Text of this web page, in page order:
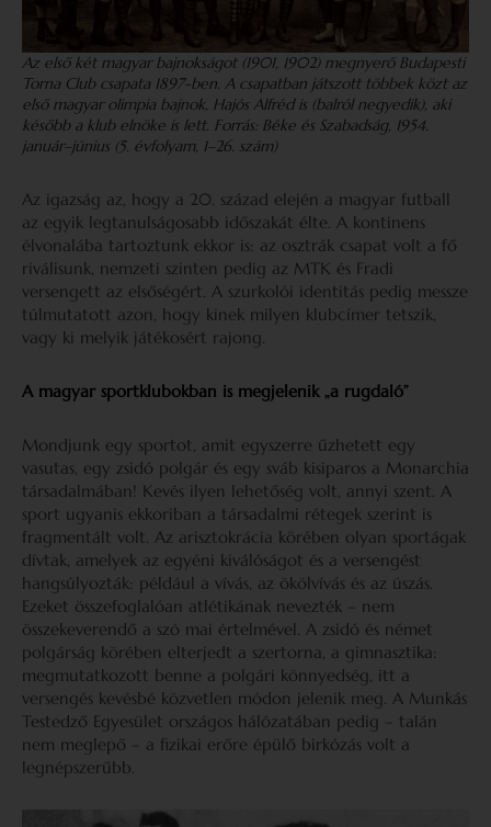
Az első két magyar bajnokságot (1901, 1902) megnyerő Budapesti
Torna Club csapata 1897-ben. A csapatban játszott többek közt az
első magyar olimpia bajnok, Hajós Alfréd is (balról negyedik), aki
később a klub elnöke is lett. Forrás: Béke és Szabadság, 1954.
január–június (5. évfolyam, 1–26. szám)
Az igazság az, hogy a 20. század elején a magyar futball
az egyik legtanulságosabb időszakát élte. A kontinens
élvonalába tartoztunk ekkor is: az osztrák csapat volt a fő
riválisunk, nemzeti szinten pedig az MTK és Fradi
versengett az elsőségért. A szurkolói identitás pedig messze
túlmutatott azon, hogy kinek milyen klubcímer tetszik,
vagy ki melyik játékosért rajong.
A magyar sportklubokban is megjelenik „a rugdaló”
Mondjunk egy sportot, amit egyszerre űzhetett egy
vasutas, egy zsidó polgár és egy sváb kisiparos a Monarchia
társadalmában! Kevés ilyen lehetőség volt, annyi szent. A
sport ugyanis ekkoriban a társadalmi rétegek szerint is
fragmentált volt. Az arisztokrácia körében olyan sportágak
dívtak, amelyek az egyéni kiválóságot és a versengést
hangsúlyozták: például a vívás, az ökölvívás és az úszás.
Ezeket összefoglalóan atlétikának nevezték – nem
összekeverendő a szó mai értelmével. A zsidó és német
polgárság körében elterjedt a szertorna, a gimnasztika:
megmutatkozott benne a polgári könnyedség, itt a
versengés kevésbé közvetlen módon jelenik meg. A Munkás
Testedző Egyesület országos hálózatában pedig – talán
nem meglepő – a fizikai erőre épülő birkózás volt a
legnépszerűbb.